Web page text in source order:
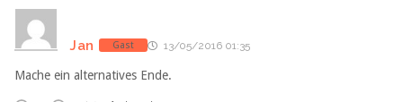
Jan Gast 13/05/2016 01:35
Mache ein alternatives Ende.